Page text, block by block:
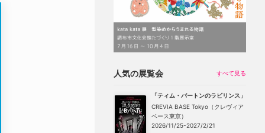
人気の展覧会 すべて見る
「ティム・バートンのラビリンス」
CREVIA BASE Tokyo（クレヴィア
ベース東京）
2026/11/25-2027/2/21